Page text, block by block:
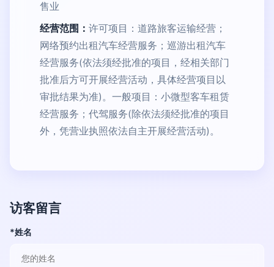
售业
经营范围： 许可项目：道路旅客运输经营；
网络预约出租汽车经营服务；巡游出租汽车
经营服务(依法须经批准的项目，经相关部门
批准后方可开展经营活动，具体经营项目以
审批结果为准)。一般项目：小微型客车租赁
经营服务；代驾服务(除依法须经批准的项目
外，凭营业执照依法自主开展经营活动)。
访客留言
*姓名